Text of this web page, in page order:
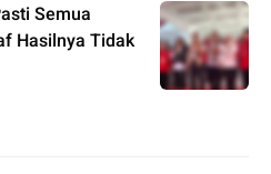
Semua
Hasilnya Tidak